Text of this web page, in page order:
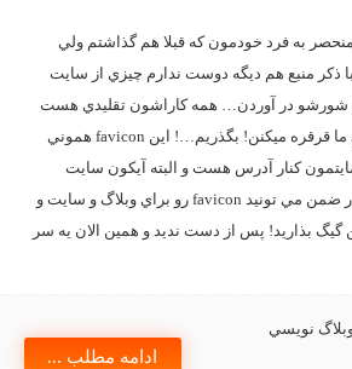
به فرد خودمون كه قبلا هم گذاشتم ولي
ذكر منبع هم ديگه دوست ندارم چيزي از سايت
شورشو در آوردن… همه كاراشون تقليدي هست
و آموزشاشون رو از روي ما قرقره ميكنن! بگذريم…! اين favicon هموني
كنار آدرس هست و البته آيكون سايت
گوگل رو هم كه ميبينيد.. در ضمن مي تونيد favicon رو براي وبلاگ و سايت و
گيگ بذاريد! پس از دست نديد و همين الان يه سر
نويسي
ادامه مطلب ...